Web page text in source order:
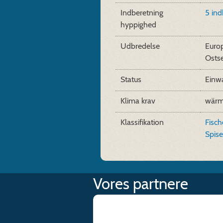
Indberetning
hyppighed
5
Udbredelse
Status
Klima krav
Klassifikation
Vores partnere